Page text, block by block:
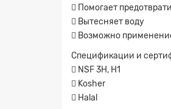
 Помогает
 Вытесняет воду
 Возможно
Спецификации и
 NSF 3H, H1
 Kosher
 Halal